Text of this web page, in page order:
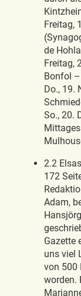
Freitag,
de
Freitag,
Bonfol
Do., 19.
So., 20.
2.2
172
Adam,
Gazette
uns viel
von 500
worden.